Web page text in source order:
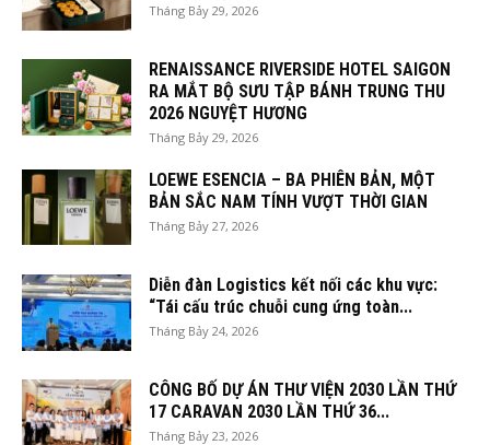
Tháng Bảy 29, 2026
RENAISSANCE RIVERSIDE HOTEL SAIGON
RA MẮT BỘ SƯU TẬP BÁNH TRUNG THU
2026 NGUYỆT HƯƠNG
Tháng Bảy 29, 2026
LOEWE ESENCIA – BA PHIÊN BẢN, MỘT
BẢN SẮC NAM TÍNH VƯỢT THỜI GIAN
Tháng Bảy 27, 2026
Diễn đàn Logistics kết nối các khu vực:
“Tái cấu trúc chuỗi cung ứng toàn...
Tháng Bảy 24, 2026
CÔNG BỐ DỰ ÁN THƯ VIỆN 2030 LẦN THỨ
17 CARAVAN 2030 LẦN THỨ 36...
Tháng Bảy 23, 2026